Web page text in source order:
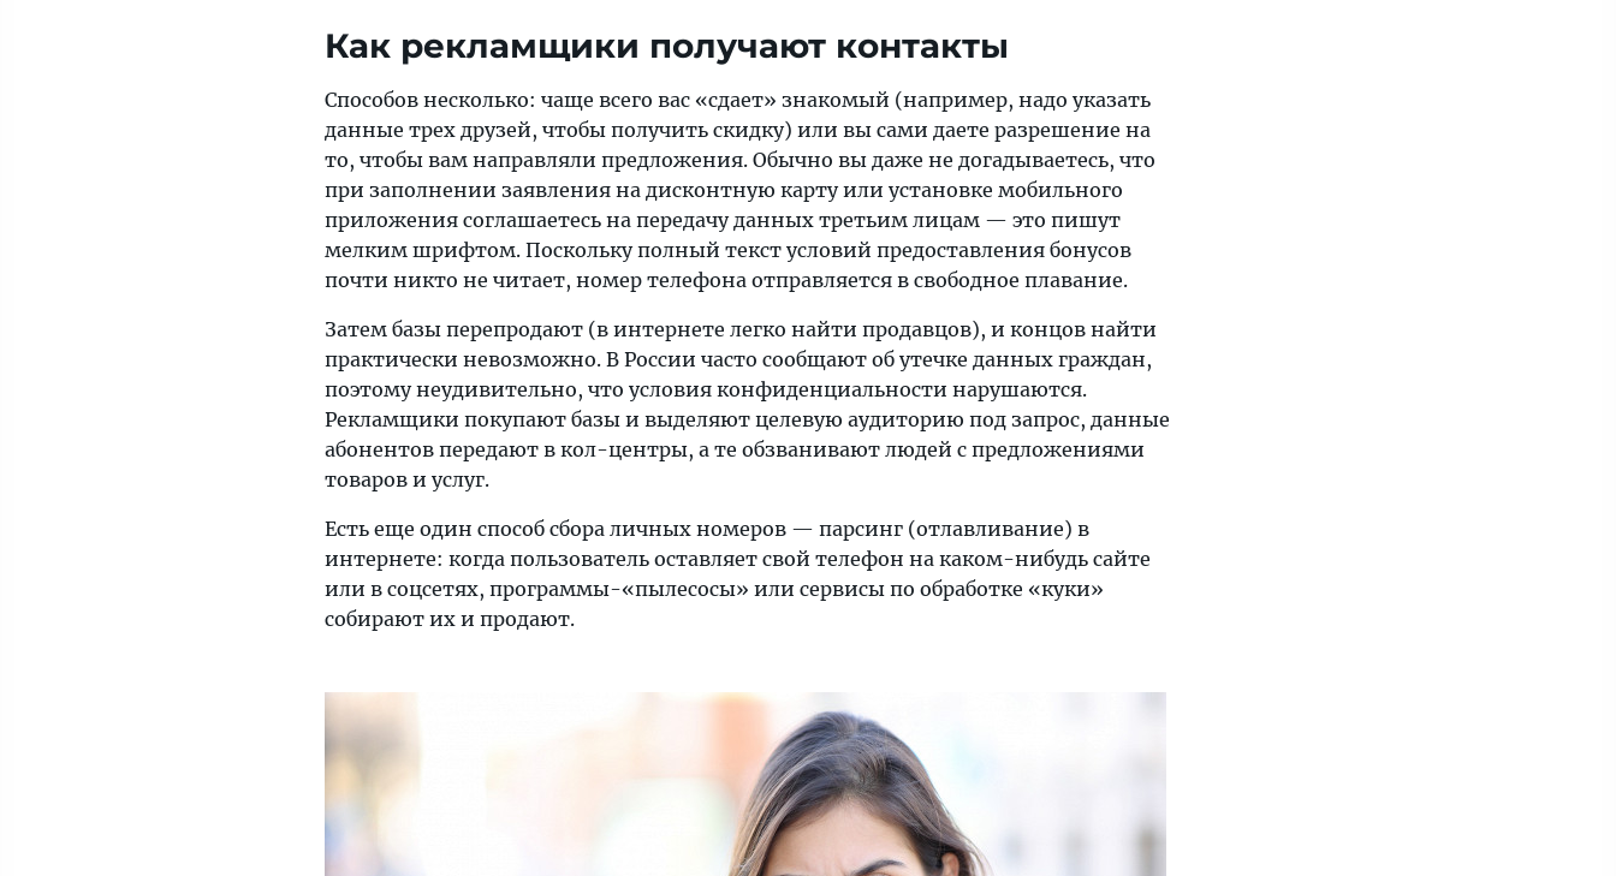
представители
салонов
красоты,
банков
и
страховых
компаний,
продавцы
театральных
товаров
и
услуг.
На
вопрос:
«Откуда
вас
мой
номер?» —
отвечают
Как рекламщики получают контакты
Способов несколько: чаще всего вас «сдает» знакомый (например, надо указать
данные трех друзей, чтобы получить скидку) или вы сами даете разрешение на
то, чтобы вам направляли предложения. Обычно вы даже не догадываетесь, что
при заполнении заявления на дисконтную карту или установке мобильного
приложения соглашаетесь на передачу данных третьим лицам — это пишут
мелким шрифтом. Поскольку полный текст условий предоставления бонусов
почти никто не читает, номер телефона отправляется в свободное плавание.
Затем базы перепродают (в интернете легко найти продавцов), и концов найти
практически невозможно. В России часто сообщают об утечке данных граждан,
поэтому неудивительно, что условия конфиденциальности нарушаются.
Рекламщики покупают базы и выделяют целевую аудиторию под запрос, данные
абонентов передают в кол-центры, а те обзванивают людей с предложениями
товаров и услуг.
Есть еще один способ сбора личных номеров — парсинг (отлавливание) в
интернете: когда пользователь оставляет свой телефон на каком-нибудь сайте
или в соцсетях, программы-«пылесосы» или сервисы по обработке «куки»
собирают их и продают.